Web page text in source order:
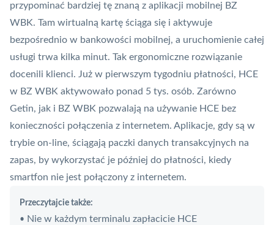
przypominać bardziej tę znaną z aplikacji mobilnej BZ
WBK. Tam wirtualną kartę ściąga się i aktywuje
bezpośrednio w bankowości mobilnej, a uruchomienie całej
usługi trwa kilka minut. Tak ergonomiczne rozwiązanie
docenili klienci. Już w pierwszym tygodniu płatności, HCE
w BZ WBK aktywowało ponad 5 tys. osób. Zarówno
Getin, jak i BZ WBK pozwalają na używanie HCE bez
konieczności połączenia z internetem. Aplikacje, gdy są w
trybie on-line, ściągają paczki danych transakcyjnych na
zapas, by wykorzystać je później do płatności, kiedy
smartfon nie jest połączony z internetem.
Przeczytajcie także:
• Nie w każdym terminalu zapłacicie HCE